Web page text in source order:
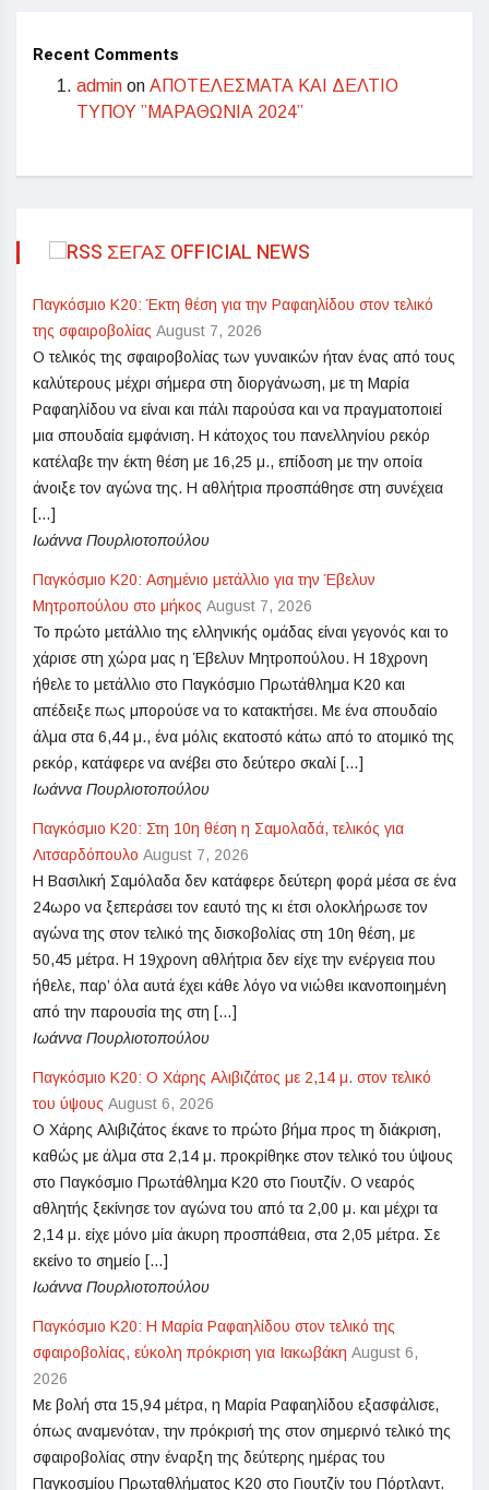
Recent Comments
admin on ΑΠΟΤΕΛΕΣΜΑΤΑ ΚΑΙ ΔΕΛΤΙΟ
ΤΥΠΟΥ ”ΜΑΡΑΘΩΝΙΑ 2024”
ΣΕΓΑΣ OFFICIAL NEWS
Παγκόσμιο Κ20: Έκτη θέση για την Ραφαηλίδου στον τελικό
της σφαιροβολίας August 7, 2026
Ο τελικός της σφαιροβολίας των γυναικών ήταν ένας από τους
καλύτερους μέχρι σήμερα στη διοργάνωση, με τη Μαρία
Ραφαηλίδου να είναι και πάλι παρούσα και να πραγματοποιεί
μια σπουδαία εμφάνιση. Η κάτοχος του πανελληνίου ρεκόρ
κατέλαβε την έκτη θέση με 16,25 μ., επίδοση με την οποία
άνοιξε τον αγώνα της. Η αθλήτρια προσπάθησε στη συνέχεια
[…]
Ιωάννα Πουρλιοτοπούλου
Παγκόσμιο Κ20: Ασημένιο μετάλλιο για την Έβελυν
Μητροπούλου στο μήκος August 7, 2026
Το πρώτο μετάλλιο της ελληνικής ομάδας είναι γεγονός και το
χάρισε στη χώρα μας η Έβελυν Μητροπούλου. Η 18χρονη
ήθελε το μετάλλιο στο Παγκόσμιο Πρωτάθλημα Κ20 και
απέδειξε πως μπορούσε να το κατακτήσει. Με ένα σπουδαίο
άλμα στα 6,44 μ., ένα μόλις εκατοστό κάτω από το ατομικό της
ρεκόρ, κατάφερε να ανέβει στο δεύτερο σκαλί […]
Ιωάννα Πουρλιοτοπούλου
Παγκόσμιο Κ20: Στη 10η θέση η Σαμολαδά, τελικός για
Λιτσαρδόπουλο August 7, 2026
Η Βασιλική Σαμόλαδα δεν κατάφερε δεύτερη φορά μέσα σε ένα
24ωρο να ξεπεράσει τον εαυτό της κι έτσι ολοκλήρωσε τον
αγώνα της στον τελικό της δισκοβολίας στη 10η θέση, με
50,45 μέτρα. Η 19χρονη αθλήτρια δεν είχε την ενέργεια που
ήθελε, παρ’ όλα αυτά έχει κάθε λόγο να νιώθει ικανοποιημένη
από την παρουσία της στη […]
Ιωάννα Πουρλιοτοπούλου
Παγκόσμιο Κ20: Ο Χάρης Αλιβιζάτος με 2,14 μ. στον τελικό
του ύψους August 6, 2026
Ο Χάρης Αλιβιζάτος έκανε το πρώτο βήμα προς τη διάκριση,
καθώς με άλμα στα 2,14 μ. προκρίθηκε στον τελικό του ύψους
στο Παγκόσμιο Πρωτάθλημα Κ20 στο Γιουτζίν. Ο νεαρός
αθλητής ξεκίνησε τον αγώνα του από τα 2,00 μ. και μέχρι τα
2,14 μ. είχε μόνο μία άκυρη προσπάθεια, στα 2,05 μέτρα. Σε
εκείνο το σημείο […]
Ιωάννα Πουρλιοτοπούλου
Παγκόσμιο Κ20: Η Μαρία Ραφαηλίδου στον τελικό της
σφαιροβολίας, εύκολη πρόκριση για Ιακωβάκη August 6,
2026
Με βολή στα 15,94 μέτρα, η Μαρία Ραφαηλίδου εξασφάλισε,
όπως αναμενόταν, την πρόκρισή της στον σημερινό τελικό της
σφαιροβολίας στην έναρξη της δεύτερης ημέρας του
Παγκοσμίου Πρωταθλήματος Κ20 στο Γιουτζίν του Πόρτλαντ.